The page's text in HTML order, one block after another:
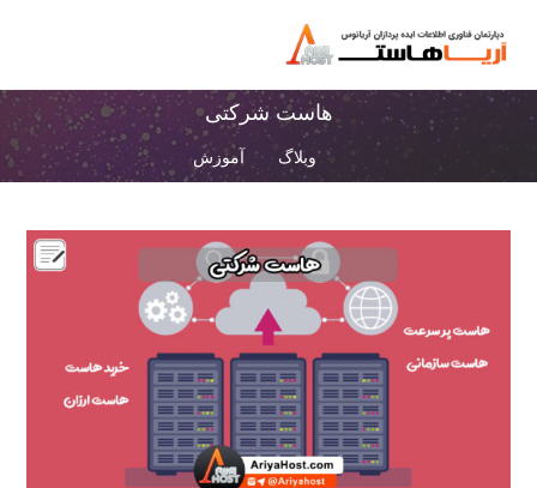
هاست شرکتی
وبلاگ آموزش